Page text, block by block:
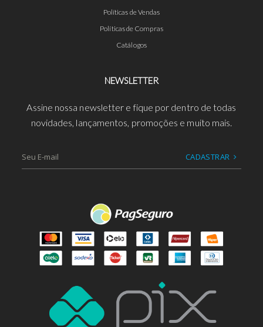
Políticas de Vendas
Políticas de Compras
Catálogos
NEWSLETTER
Assine nossa newsletter e fique por dentro de todas
novidades, lançamentos, promoções e muito mais.
CADASTRAR